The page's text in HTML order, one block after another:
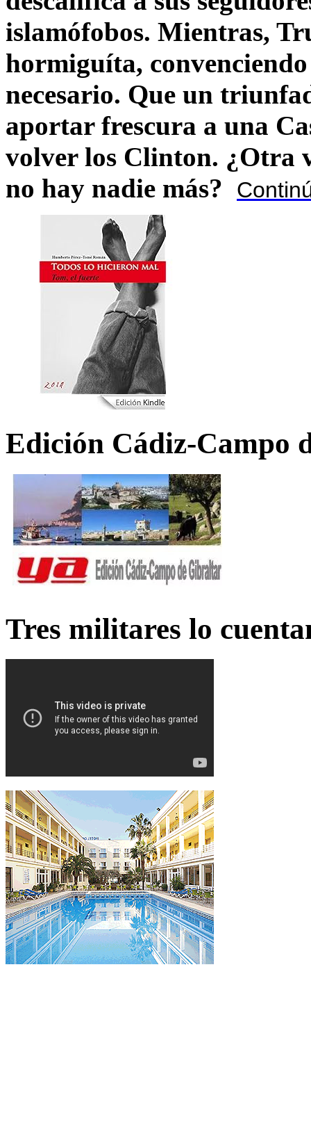
islamófobos. Mientras,
hormiguíta,
necesario. Que un
aportar frescura a una
volver los Clinton. ¿Otra
no hay nadie más?
Edición Cádiz-Campo
Tres militares lo